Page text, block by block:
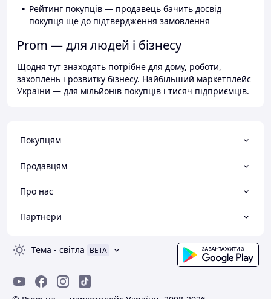
Рейтинг покупців — продавець бачить досвід
покупця ще до підтвердження замовлення
Prom — для людей і бізнесу
Щодня тут знаходять потрібне для дому, роботи,
захоплень і розвитку бізнесу. Найбільший маркетплейс
України — для мільйонів покупців і тисяч підприємців.
Покупцям
Продавцям
Про нас
Партнери
Тема - світла BETA